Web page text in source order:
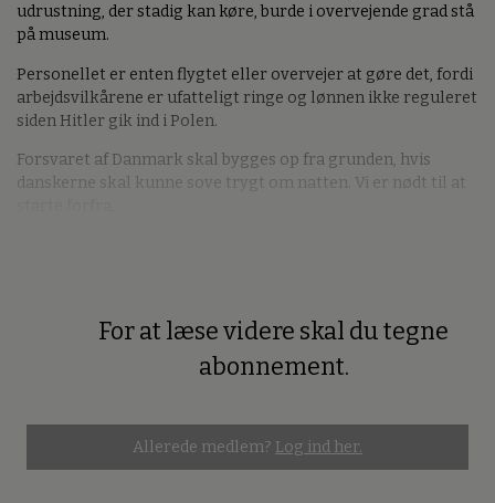
udrustning, der stadig kan køre, burde i overvejende grad stå
på museum.
Personellet er enten flygtet eller overvejer at gøre det, fordi
arbejdsvilkårene er ufatteligt ringe og lønnen ikke reguleret
siden Hitler gik ind i Polen.
Forsvaret af Danmark skal bygges op fra grunden, hvis
danskerne skal kunne sove trygt om natten. Vi er nødt til at
For at læse videre skal du tegne
abonnement.
Allerede medlem? Log ind her.